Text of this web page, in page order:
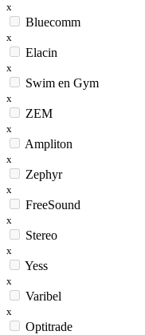
x
Bluecomm
x
Elacin
x
Swim en Gym
x
ZEM
x
Ampliton
x
Zephyr
x
FreeSound
x
Stereo
x
Yess
x
Varibel
x
Optitrade